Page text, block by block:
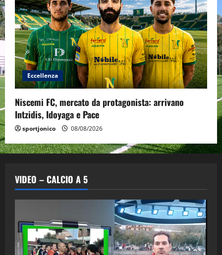
Eccellenza
Niscemi FC, mercato da protagonista: arrivano
Intzidis, Idoyaga e Pace
sportjonico 08/08/2026
VIDEO – CALCIO A 5